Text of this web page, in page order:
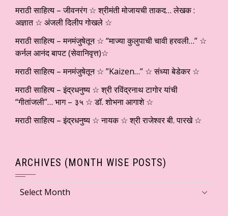
मराठी साहित्य – जीवनरंग ☆ श्रीमंती मोजायची ताकद… लेखक :
अज्ञात ☆ अंजली दिलीप गोखले ☆
मराठी साहित्य – मनमंजुषेतून ☆ “माज्या कुलुपाची चावी हरवली…” ☆
कर्नल आनंद बापट (सेवानिवृत्त)☆
मराठी साहित्य – मनमंजुषेतून ☆ ”Kaizen…” ☆ संध्या बेडेकर ☆
मराठी साहित्य – इंद्रधनुष्य ☆ श्री रविंद्रनाथ टागोर यांची
“गीतांजली”… भाग – ३५ ☆ डॉ. शोभना आगाशे ☆
मराठी साहित्य – इंद्रधनुष्य ☆ नायक ☆ श्री राजेश्वर बी. पारखे ☆
ARCHIVES (MONTH WISE POSTS)
Archives
(Month